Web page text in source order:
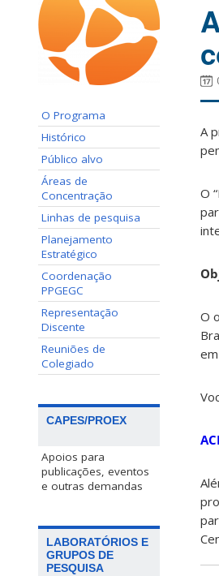
O Programa
Histórico
Público alvo
Áreas de
Concentração
Linhas de pesquisa
Planejamento
Estratégico
Coordenação
PPGEGC
Representação
Discente
Reuniões de
Colegiado
CAPES/PROEX
Apoios para
publicações, eventos
e outras demandas
LABORATÓRIOS E
GRUPOS DE
PESQUISA
A
O
O